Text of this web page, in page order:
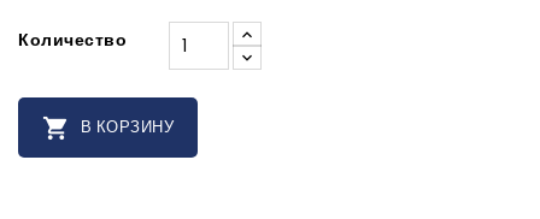
Количество
 В КОРЗИНУ